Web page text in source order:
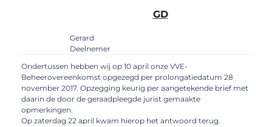
GD
Gerard
Deelnemer
Ondertussen hebben wij op 10 april onze VVE-
Beheerovereenkomst opgezegd per prolongatiedatum 28
november 2017. Opzegging keurig per aangetekende brief met
daarin de door de geraadpleegde jurist gemaakte
opmerkingen.
Op zaterdag 22 april kwam hierop het antwoord terug.